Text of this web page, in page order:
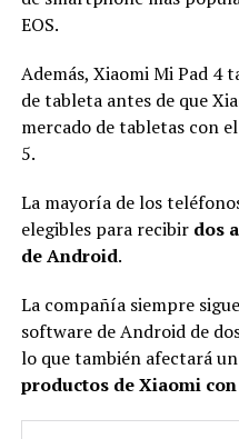
EOS.
Además, Xiaomi Mi Pad 4
de tableta antes de que
mercado de tabletas con
5.
La mayoría de los
elegibles para recibirdos
de Android.
La compañía siempre
software de Android de
lo que también afectará
productos de Xiaomi con